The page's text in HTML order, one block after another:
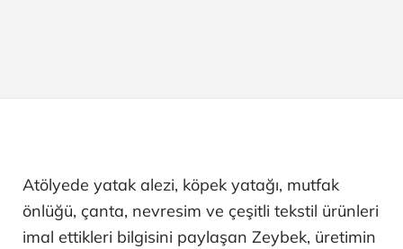
Atölyede yatak alezi, köpek yatağı, mutfak
önlüğü, çanta, nevresim ve çeşitli tekstil ürünleri
imal ettikleri bilgisini paylaşan Zeybek, üretimin